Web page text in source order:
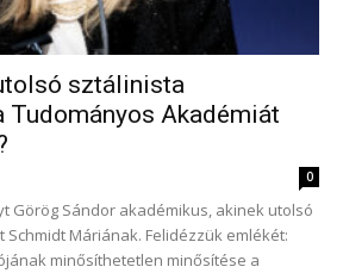
sztálinista
Tudományos Akadémiát
0
Görög Sándor akadémikus, akinek utolsó
Schmidt Máriának. Felidézzük emlékét:
minősíthetetlen minősítése a